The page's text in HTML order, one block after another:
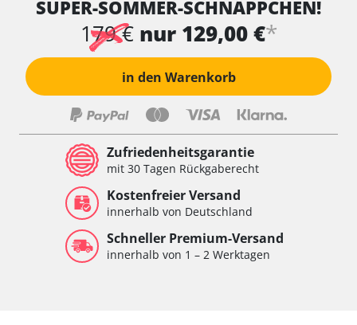
Wischersteuerung
Xenon links
Xenon rechts
Zentrale Bedieneinheit
Zentralelektronik
Zentralelektronik hinten
Zentralelektronik vorne
Zentralelektronik vorne Beifahrer
Zentralelektronik vorne Fahrer
Verfügbarkeit abhängig von Modell, Motorisierung, Ausstattung
und Konfiguration
SUPER-SOMMER-SCHNÄPPCHEN!
179 € nur 129,00 €*
in den Warenkorb
Zufriedenheitsgarantie
mit 30 Tagen Rückgaberecht
Kostenfreier Versand
innerhalb von Deutschland
Schneller Premium-Versand
innerhalb von 1 – 2 Werktagen